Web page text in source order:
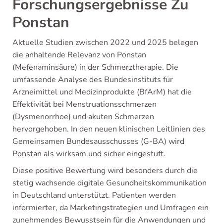
Forschungsergebnisse Zu
Ponstan
Aktuelle Studien zwischen 2022 und 2025 belegen
die anhaltende Relevanz von Ponstan
(Mefenaminsäure) in der Schmerztherapie. Die
umfassende Analyse des Bundesinstituts für
Arzneimittel und Medizinprodukte (BfArM) hat die
Effektivität bei Menstruationsschmerzen
(Dysmenorrhoe) und akuten Schmerzen
hervorgehoben. In den neuen klinischen Leitlinien des
Gemeinsamen Bundesausschusses (G-BA) wird
Ponstan als wirksam und sicher eingestuft.
Diese positive Bewertung wird besonders durch die
stetig wachsende digitale Gesundheitskommunikation
in Deutschland unterstützt. Patienten werden
informierter, da Marketingstrategien und Umfragen ein
zunehmendes Bewusstsein für die Anwendungen und